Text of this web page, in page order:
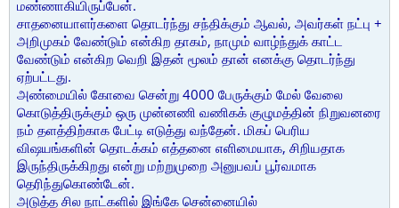
மண்ணாகியிருப்பேன்.
சாதனையாளர்களை தொடர்ந்து சந்திக்கும் ஆவல், அவர்கள் நட்பு +
அறிமுகம் வேண்டும் என்கிற தாகம், நாமும் வாழ்ந்துக் காட்ட
வேண்டும் என்கிற வெறி இதன் மூலம் தான் எனக்கு தொடர்ந்து
ஏற்பட்டது.
அண்மையில் கோவை சென்று 4000 பேருக்கும் மேல் வேலை
கொடுத்திருக்கும் ஒரு முன்னணி வணிகக் குழுமத்தின் நிறுவனரை
நம் தளத்திற்காக பேட்டி எடுத்து வந்தேன். மிகப் பெரிய
விஷயங்களின் தொடக்கம் எத்தனை எளிமையாக, சிறியதாக
இருந்திருக்கிறது என்று மற்றுமுறை அனுபவப் பூர்வமாக
தெரிந்துகொண்டேன்.
அடுத்த சில நாட்களில் இங்கே சென்னையில்